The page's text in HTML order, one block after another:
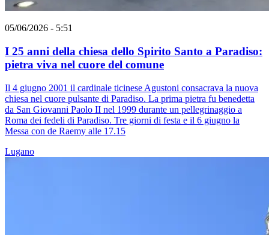
05/06/2026 - 5:51
I 25 anni della chiesa dello Spirito Santo a Paradiso:
pietra viva nel cuore del comune
Il 4 giugno 2001 il cardinale ticinese Agustoni consacrava la nuova
chiesa nel cuore pulsante di Paradiso. La prima pietra fu benedetta
da San Giovanni Paolo II nel 1999 durante un pellegrinaggio a
Roma dei fedeli di Paradiso. Tre giorni di festa e il 6 giugno la
Messa con de Raemy alle 17.15
Lugano